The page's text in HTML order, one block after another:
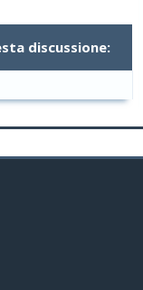
discussione: